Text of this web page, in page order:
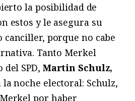
la posibilidad de
estos y le asegura su
porque no cabe
Tanto Merkel
SPD, Martin Schulz,
noche electoral: Schulz,
por haber